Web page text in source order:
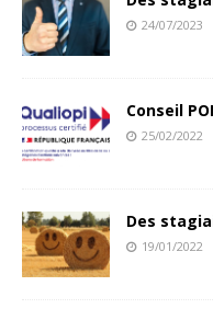
24/07/2023
Conseil
25/02/2022
Des
19/01/2022